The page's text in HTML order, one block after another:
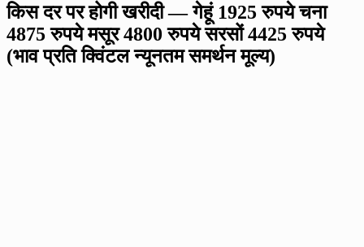
किस दर पर होगी खरीदी — गेहूं 1925 रुपये चना
4875 रुपये मसूर 4800 रुपये सरसों 4425 रुपये
(भाव प्रति क्विंटल न्यूनतम समर्थन मूल्य)